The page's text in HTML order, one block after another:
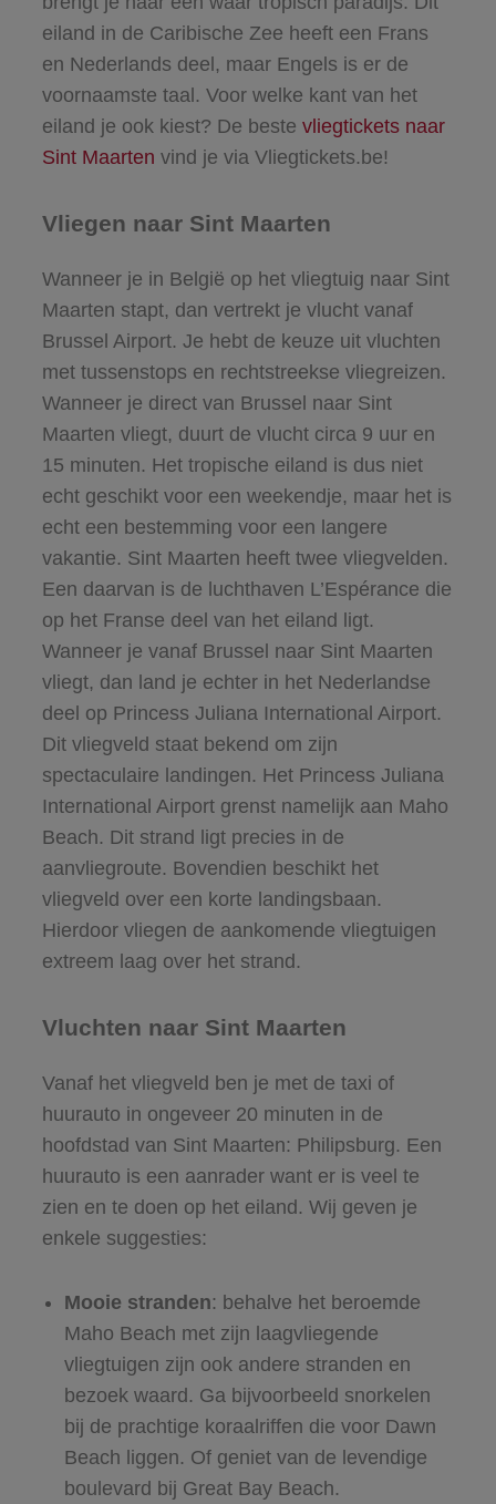
eiland in de Caribische Zee heeft een Frans
en Nederlands deel, maar Engels is er de
voornaamste taal. Voor welke kant van het
eiland je ook kiest? De beste vliegtickets naar
Sint Maarten vind je via Vliegtickets.be!
Vliegen naar Sint Maarten
Wanneer je in België op het vliegtuig naar Sint
Maarten stapt, dan vertrekt je vlucht vanaf
Brussel Airport. Je hebt de keuze uit vluchten
met tussenstops en rechtstreekse vliegreizen.
Wanneer je direct van Brussel naar Sint
Maarten vliegt, duurt de vlucht circa 9 uur en
15 minuten. Het tropische eiland is dus niet
echt geschikt voor een weekendje, maar het is
echt een bestemming voor een langere
vakantie. Sint Maarten heeft twee vliegvelden.
Een daarvan is de luchthaven L’Espérance die
op het Franse deel van het eiland ligt.
Wanneer je vanaf Brussel naar Sint Maarten
vliegt, dan land je echter in het Nederlandse
deel op Princess Juliana International Airport.
Dit vliegveld staat bekend om zijn
spectaculaire landingen. Het Princess Juliana
International Airport grenst namelijk aan Maho
Beach. Dit strand ligt precies in de
aanvliegroute. Bovendien beschikt het
vliegveld over een korte landingsbaan.
Hierdoor vliegen de aankomende vliegtuigen
extreem laag over het strand.
Vluchten naar Sint Maarten
Vanaf het vliegveld ben je met de taxi of
huurauto in ongeveer 20 minuten in de
hoofdstad van Sint Maarten: Philipsburg. Een
huurauto is een aanrader want er is veel te
zien en te doen op het eiland. Wij geven je
enkele suggesties:
Mooie stranden: behalve het beroemde
Maho Beach met zijn laagvliegende
vliegtuigen zijn ook andere stranden en
bezoek waard. Ga bijvoorbeeld snorkelen
bij de prachtige koraalriffen die voor Dawn
Beach liggen. Of geniet van de levendige
boulevard bij Great Bay Beach.